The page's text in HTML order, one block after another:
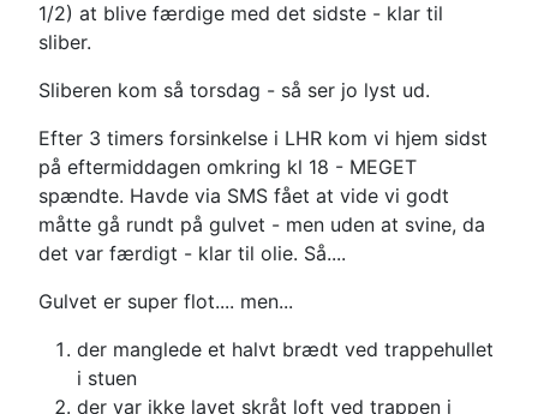
1/2) at blive færdige med det sidste - klar til
sliber.
Sliberen kom så torsdag - så ser jo lyst ud.
Efter 3 timers forsinkelse i LHR kom vi hjem sidst
på eftermiddagen omkring kl 18 - MEGET
spændte. Havde via SMS fået at vide vi godt
måtte gå rundt på gulvet - men uden at svine, da
det var færdigt - klar til olie. Så....
Gulvet er super flot.... men...
der manglede et halvt brædt ved trappehullet
i stuen
der var ikke lavet skråt loft ved trappen i